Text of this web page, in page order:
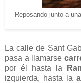
Reposando junto a
La calle de Sant
pasa a llamarse
por él hasta la
izquierda, hasta la